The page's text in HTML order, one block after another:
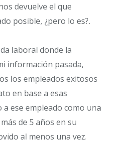
devuelve el que
posible, ¿pero lo es?.
laboral donde la
información pasada,
los empleados exitosos
en base a esas
ese empleado como una
de 5 años en su
al menos una vez.